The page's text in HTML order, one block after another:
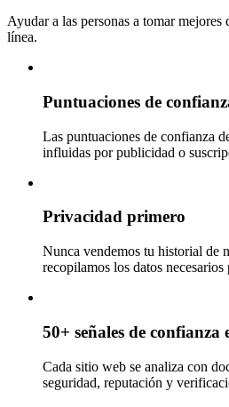
Ayudar a las personas a tomar mejores
línea.
Puntuaciones de
Las puntuaciones de confianza
influidas por publicidad o
Privacidad primero
Nunca vendemos tu historial de
recopilamos los datos
50+ señales de confianza
Cada sitio web se analiza con
seguridad, reputación y